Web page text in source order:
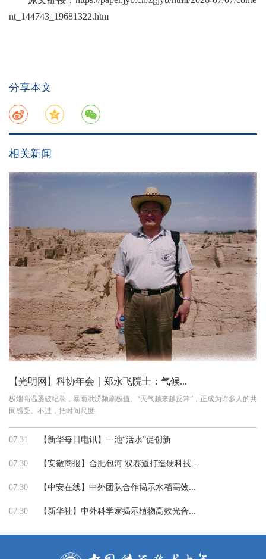
nt_144743_19681322.htm
分享本文
相关新闻
【光明网】科协年会｜郑永飞院士：气候...
极端高温屡破纪录，暴雨洪涝频刷极值。“天气越来越反常”，正成为许多人的共
同感受。不过，把时间尺度...
07.31 【新华每日电讯】一池“活水”促创新
07.30 【安徽商报】合肥包河 双赛道打造硬科技...
07.30 【中安在线】中外团队合作揭示水稻高效...
07.30 【新华社】中外科学家揭示植物高效光合...